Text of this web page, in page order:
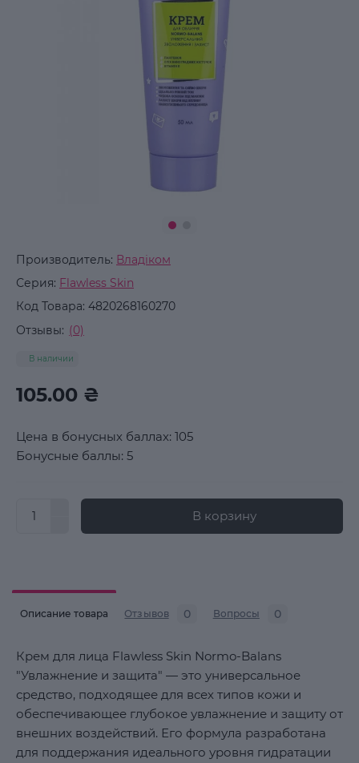
Производитель: Владіком
Серия: Flawless Skin
Код Товара: 4820268160270
Отзывы: (0)
В наличии
105.00 ₴
Цена в бонусных баллах: 105
Бонусные баллы: 5
В корзину
Описание товара Отзывов 0 Вопросы 0
Крем для лица Flawless Skin Normo-Balans
"Увлажнение и защита" — это универсальное
средство, подходящее для всех типов кожи и
обеспечивающее глубокое увлажнение и защиту от
внешних воздействий. Его формула разработана
для поддержания идеального уровня гидратации